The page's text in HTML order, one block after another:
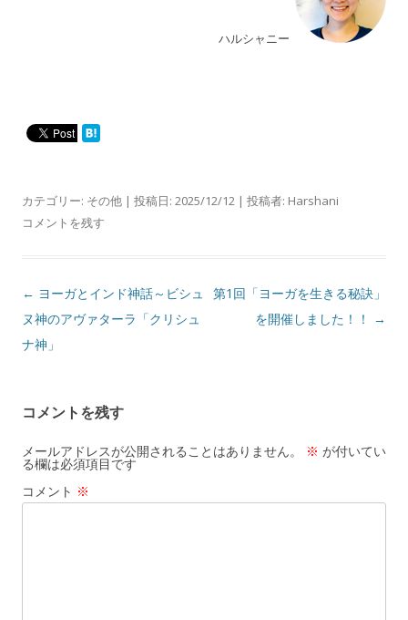
ハルシャニー
カテゴリー: その他 | 投稿日: 2025/12/12 | 投稿者: Harshani
コメントを残す
投
稿
ナ
ー
シ
ョ
ン
← ヨーガとインド神話～ビシュ
ヌ神のアヴァターラ「クリシュ
ナ神」
第1回「ヨーガを生きる秘訣」
を開催しました！！
→
コメントを残す
メールアドレスが公開されることはありません。 ※ が付いてい
る欄は必須項目です
コメント ※